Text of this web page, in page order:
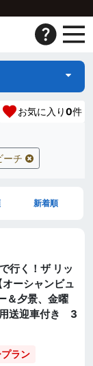
お気に入り0件
ーチ
新着順
行く！ザ リッ
ーシャンビュ
＆夕景、金曜
用送迎車付き 3
ラン